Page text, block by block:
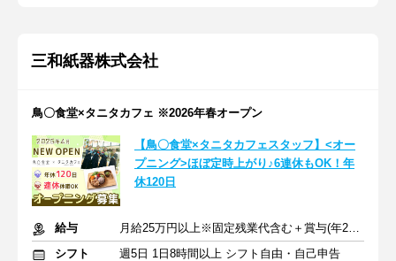
三和紙器株式会社
鳥〇食堂×タニタカフェ ※2026年春オープン
【鳥〇食堂×タニタカフェスタッフ】<オー
プニング>ほぼ定時上がり♪6連休もOK！年
休120日
給与
月給25万円以上※固定残業代含む＋賞与(年2回) ※交通費支給
シフト
週5日 1日8時間以上 シフト自由・自己申告